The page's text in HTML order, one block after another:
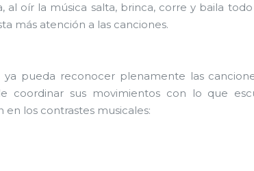
al oír la música salta, brinca, corre y baila
más atención a las canciones.
pueda reconocer plenamente las
coordinar sus movimientos con lo que
en los contrastes musicales: